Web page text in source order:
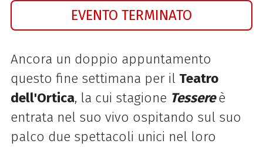
EVENTO TERMINATO
Ancora un doppio appuntamento
questo fine settimana per il Teatro
dell'Ortica, la cui stagione Tessereè
entrata nel suo vivo ospitando sul suo
palco due spettacoli unici nel loro